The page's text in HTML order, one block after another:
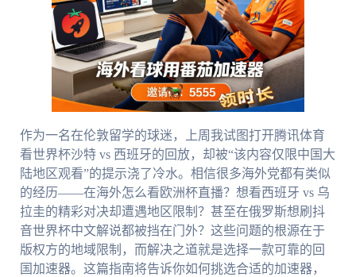
作为一名在伦敦留学的球迷，上周我试图打开腾讯体育
看世界杯沙特 vs 西班牙的回放，却被“该内容仅限中国大
陆地区观看”的提示浇了冷水。相信很多海外党都有类似
的经历——在海外怎么看欧洲杯直播？想看西班牙 vs 乌
拉圭的精彩对决却遭遇地区限制？甚至在俄罗斯想刷抖
音世界杯中文解说都被挡在门外？这些问题的根源在于
版权方的地域限制，而解决之道就是选择一款可靠的回
国加速器。这篇指南将告诉你如何挑选合适的加速器，